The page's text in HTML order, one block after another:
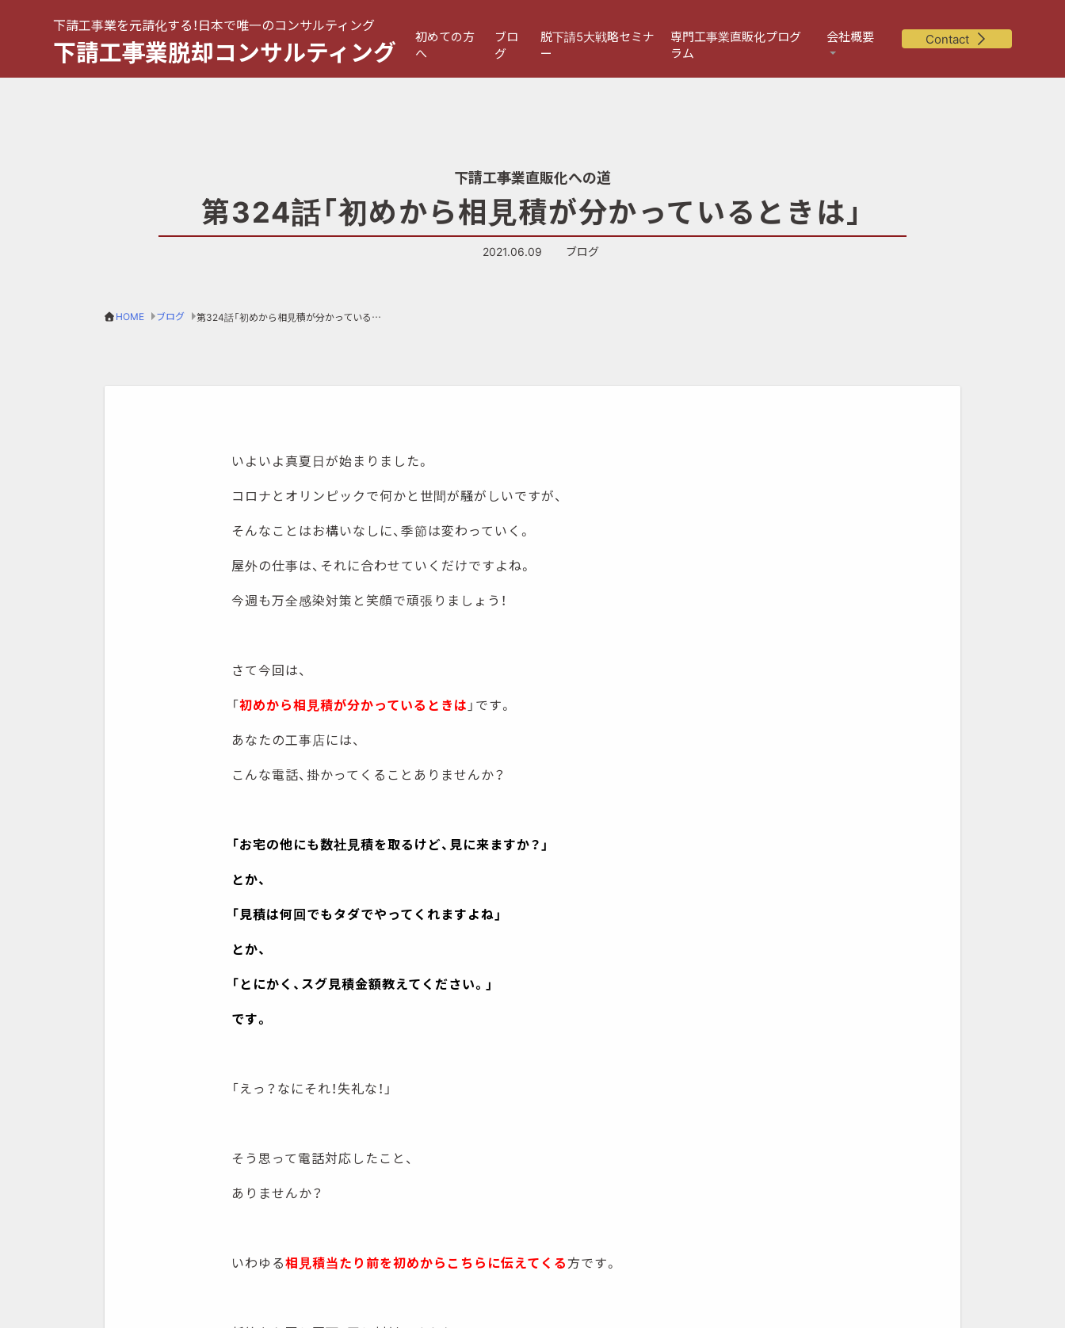
下請工事業を元請化する！日本で唯一のコンサルティング
下請工事業脱却コンサルティング
初めての方
へ
ブロ
グ
脱下請5大戦略セミナ
ー
専門工事業直販化プログ
ラム
会社概要 Contact
下請工事業直販化への道
第324話「初めから相見積が分かっているときは」
2021.06.09 ブログ
HOME ブログ 第324話「初めから相見積が分かっているときは」
いよいよ真夏日が始まりました。
コロナとオリンピックで何かと世間が騒がしいですが、
そんなことはお構いなしに、季節は変わっていく。
屋外の仕事は、それに合わせていくだけですよね。
今週も万全感染対策と笑顔で頑張りましょう！
さて今回は、
「初めから相見積が分かっているときは 」です。
あなたの工事店には、
こんな電話、掛かってくることありませんか？
「お宅の他にも数社見積を取るけど、見に来ますか？」
とか、
「見積は何回でもタダでやってくれますよね」
とか、
「とにかく、スグ見積金額教えてください。」
です。
「えっ？なにそれ！失礼な！」
そう思って電話対応したこと、
ありませんか？
いわゆる相見積当たり前を初めからこちらに伝えてくる方です。